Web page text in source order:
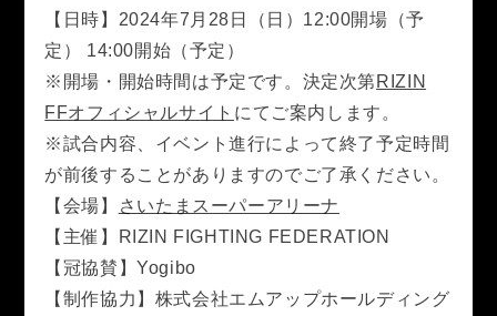
RIZIN.24 RIZIN.23 RIZIN.22 RIZIN.21
RIZIN.20 RIZIN.19 RIZIN.18 RIZIN.17 RIZIN.16
RIZIN.15 RIZIN.14 RIZIN.13 RIZIN.12 RIZIN.11
RIZIN.5 RIZIN.4 RIZIN.3 RIZIN.2 RIZIN.1
TRIGGER 3rd TRIGGER 2nd TRIGGER 1st
【日時】2024年7月28日（日）12:00開場（予
定） 14:00開始（予定）
※開場・開始時間は予定です。決定次第 RIZIN
FFオフィシャルサイト にてご案内します。
※試合内容、イベント進行によって終了予定時間
が前後することがありますのでご了承ください。
【会場】
さいたまスーパーアリーナ
【主催】RIZIN FIGHTING FEDERATION
【冠協賛】Yogibo
【制作協力】株式会社エムアップホールディング